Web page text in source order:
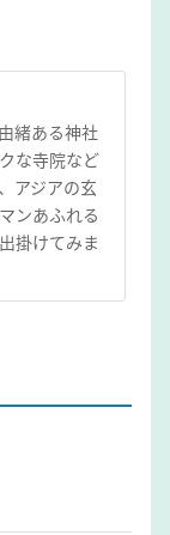
緒ある神社
な寺院など
アジアの玄
ンあふれる
掛けてみま